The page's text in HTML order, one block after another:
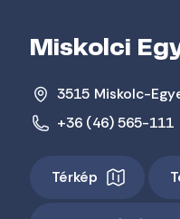
Miskolci
3515 Miskolc-
+36 (46) 565-111
Térkép